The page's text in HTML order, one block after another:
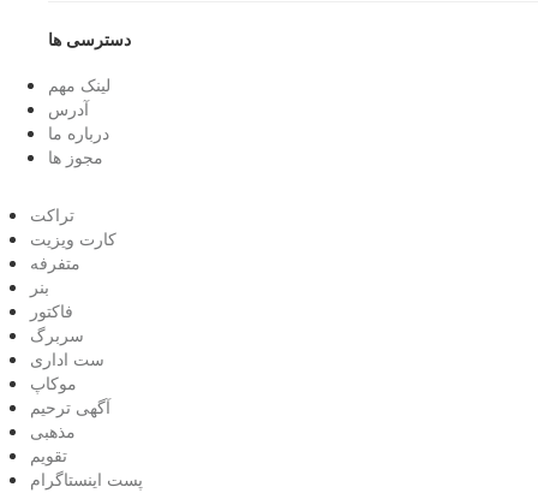
دسترسی ها
لینک مهم
آدرس
درباره ما
مجوز ها
تراکت
کارت ویزیت
متفرفه
بنر
فاکتور
سربرگ
ست اداری
موکاپ
آگهی ترحیم
مذهبی
تقویم
پست اینستاگرام